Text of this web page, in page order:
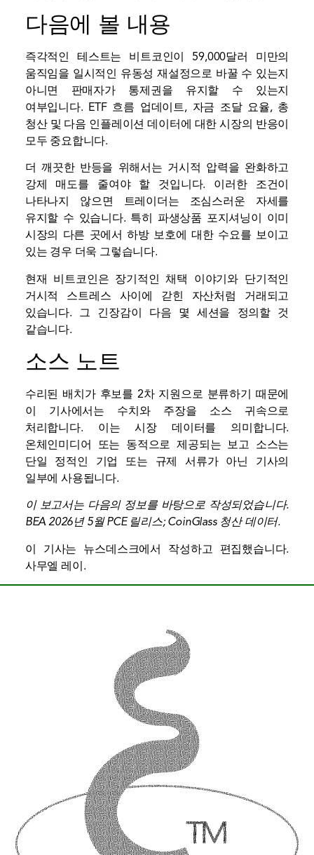
다음에 볼 내용
즉각적인 테스트는 비트코인이 59,000달러 미만의
움직임을 일시적인 유동성 재설정으로 바꿀 수 있는지
아니면 판매자가 통제권을 유지할 수 있는지
여부입니다. ETF 흐름 업데이트, 자금 조달 요율, 총
청산 및 다음 인플레이션 데이터에 대한 시장의 반응이
모두 중요합니다.
더 깨끗한 반등을 위해서는 거시적 압력을 완화하고
강제 매도를 줄여야 할 것입니다. 이러한 조건이
나타나지 않으면 트레이더는 조심스러운 자세를
유지할 수 있습니다. 특히 파생상품 포지셔닝이 이미
시장의 다른 곳에서 하방 보호에 대한 수요를 보이고
있는 경우 더욱 그렇습니다.
현재 비트코인은 장기적인 채택 이야기와 단기적인
거시적 스트레스 사이에 갇힌 자산처럼 거래되고
있습니다. 그 긴장감이 다음 몇 세션을 정의할 것
같습니다.
소스 노트
수리된 배치가 후보를 2차 지원으로 분류하기 때문에
이 기사에서는 수치와 주장을 소스 귀속으로
처리합니다. 이는 시장 데이터를 의미합니다.
온체인미디어 또는 동적으로 제공되는 보고 소스는
단일 정적인 기업 또는 규제 서류가 아닌 기사의
일부에 사용됩니다.
이 보고서는 다음의 정보를 바탕으로 작성되었습니다.
BEA 2026년 5월 PCE 릴리스; CoinGlass 청산 데이터.
이 기사는 뉴스데스크에서 작성하고 편집했습니다.
사무엘 레이.